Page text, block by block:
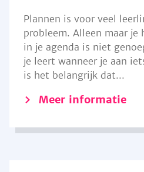
Plannen is voor veel
probleem. Alleen maar je
in je agenda is niet
je leert wanneer je aan
is het belangrijk dat...
Meer informatie